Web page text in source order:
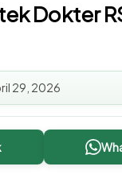
Dokter
29, 2026